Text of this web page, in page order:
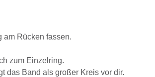
am Rücken fassen.
zum Einzelring.
das Band als großer Kreis vor dir.